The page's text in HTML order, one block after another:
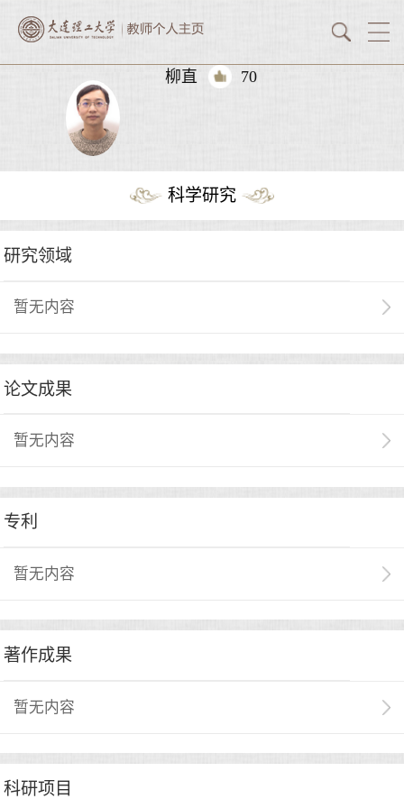
柳直 70
科学研究
研究领域
暂无内容
论文成果
暂无内容
专利
暂无内容
著作成果
暂无内容
科研项目